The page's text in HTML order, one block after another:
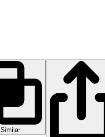
Similar